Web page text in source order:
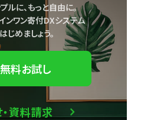
ルに、もっと自由に。
ンワン寄付DXシステム
じめましょう。
料お試し
資料請求